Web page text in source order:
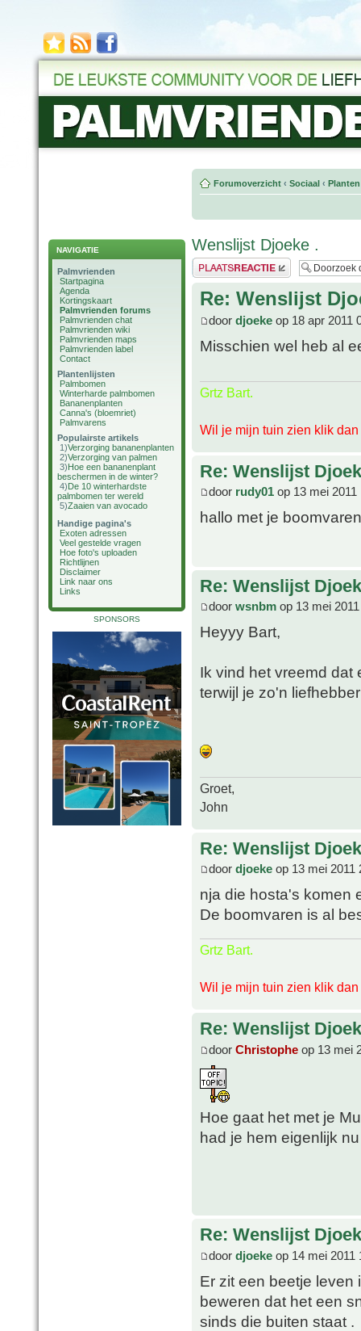
NAVIGATIE
Palmvrienden
Startpagina
Agenda
Kortingskaart
Palmvrienden forums
Palmvrienden chat
Palmvrienden wiki
Palmvrienden maps
Palmvrienden label
Contact
Plantenlijsten
Palmbomen
Winterharde palmbomen
Bananenplanten
Canna's (bloemriet)
Palmvarens
Populairste artikels
1)Verzorging bananenplanten
2)Verzorging van palmen
3)Hoe een bananenplant
beschermen in de winter?
4)De 10 winterhardste
palmbomen ter wereld
5)Zaaien van avocado
Handige pagina's
Exoten adressen
Veel gestelde vragen
Hoe foto's uploaden
Richtlijnen
Disclaimer
Link naar ons
Links
SPONSORS
Forumoverzicht ‹ Sociaal ‹
Wenslijst Djoeke .
Plaats een reactie
Re: Wenslijst
door djoeke op 18 apr 2011
Misschien wel heb al
Grtz Bart.
Wil je mijn tuin zien klik dan
Re: Wenslijst
door rudy01 op 13 mei 2011
hallo met je
Re: Wenslijst
door wsnbm op 13 mei
Heyyy Bart,
Ik vind het vreemd dat
terwijl je zo'n
Groet,
John
Re: Wenslijst
door djoeke op 13 mei 2011
nja die hosta's komen
De boomvaren is al
Grtz Bart.
Wil je mijn tuin zien klik dan
Re: Wenslijst
door Christophe op 13 mei
Hoe gaat het met je
had je hem eigenlijk
Re: Wenslijst
door djoeke op 14 mei 2011
Er zit een beetje leven
beweren dat het een
sinds die buiten staat .